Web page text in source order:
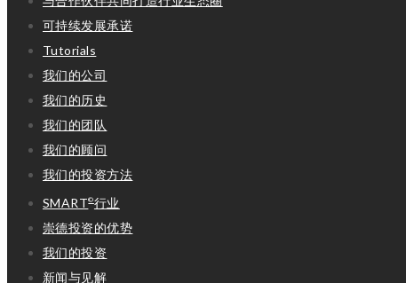
可持续发展承诺
Tutorials
我们的公司
我们的历史
我们的团队
我们的顾问
我们的投资方法
SMART©行业
崇德投资的优势
我们的投资
新闻与见解